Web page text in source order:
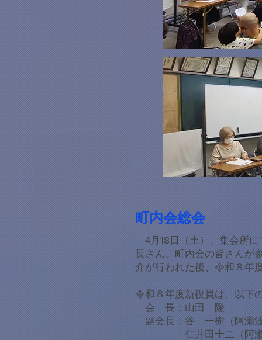
町内会総会
4月18日（土）、集会所
長さん、町内会の皆さんが
介が行われた後、令和８年
令和８年度新役員は、以下
会 長：山田 隆
副会長：谷 一樹（阿瀬
仁井田士二（阿瀬波揚